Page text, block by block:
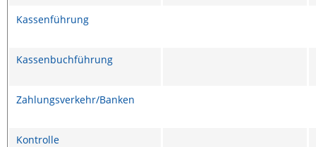
Kassenführung
Kassenbuchführung
Zahlungsverkehr/Banken
Kontrolle